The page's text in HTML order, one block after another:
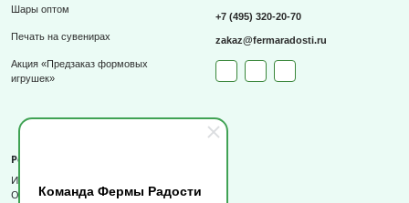
Команда Фермы Радости
Шары оптом
Печать на сувенирах
Акция «Предзаказ формовых
игрушек»
+7 (495) 320-20-70
zakaz@fermaradosti.ru
Реквизиты
ИП Слизов Е.П.
ОГРНИП: 324508100709727,